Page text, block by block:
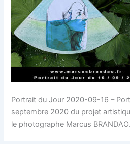
Portrait du Jour 2020-09-16 –
septembre 2020 du projet
le photographe Marcus BRANDAO.